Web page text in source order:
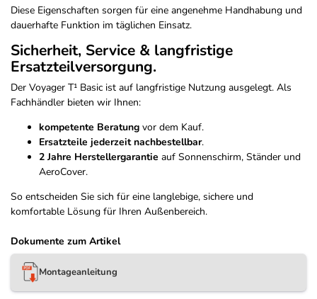
Diese Eigenschaften sorgen für eine angenehme Handhabung und
dauerhafte Funktion im täglichen Einsatz.
Sicherheit, Service & langfristige
Ersatzteilversorgung.
Der Voyager T¹ Basic ist auf langfristige Nutzung ausgelegt. Als
Fachhändler bieten wir Ihnen:
kompetente Beratung vor dem Kauf.
Ersatzteile jederzeit nachbestellbar.
2 Jahre Herstellergarantie auf Sonnenschirm, Ständer und
AeroCover.
So entscheiden Sie sich für eine langlebige, sichere und
komfortable Lösung für Ihren Außenbereich.
Dokumente zum Artikel
Montageanleitung